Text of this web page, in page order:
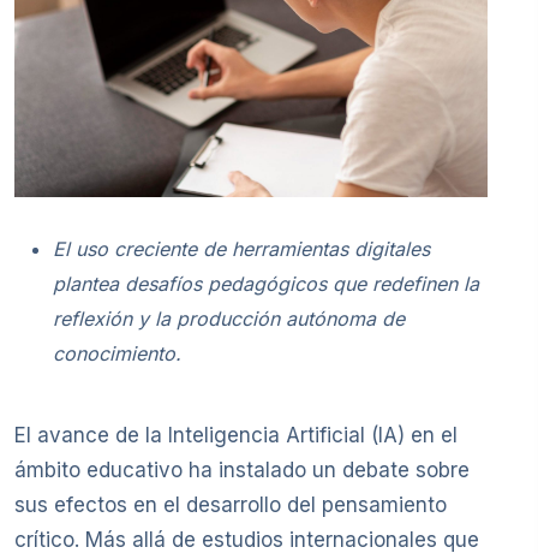
El uso creciente de herramientas digitales
plantea desafíos pedagógicos que redefinen la
reflexión y la producción autónoma de
conocimiento.
El avance de la Inteligencia Artificial (IA) en el
ámbito educativo ha instalado un debate sobre
sus efectos en el desarrollo del pensamiento
crítico. Más allá de estudios internacionales que